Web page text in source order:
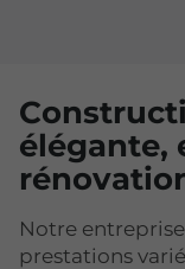
élégante,
Notre
prestations